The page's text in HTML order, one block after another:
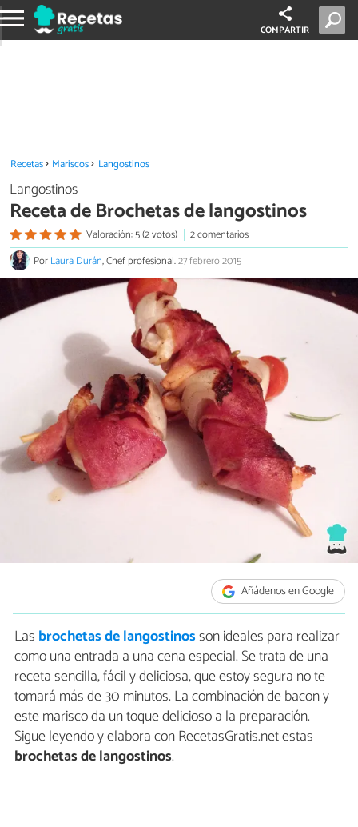
COMPARTIR
Recetas Mariscos Langostinos
Langostinos
Receta de Brochetas de langostinos
Valoración: 5 (2 votos)
2 comentarios
PorLaura Durán, Chef profesional.27 febrero 2015
Añádenos en Google
Las brochetas de langostinosson ideales para realizar
como una entrada a una cena especial. Se trata de una
receta sencilla, fácil y deliciosa, que estoy segura no te
tomará más de 30 minutos. La combinación de bacon y
este marisco da un toque delicioso a la preparación.
Sigue leyendo y elabora con RecetasGratis.net estas
brochetas de langostinos.